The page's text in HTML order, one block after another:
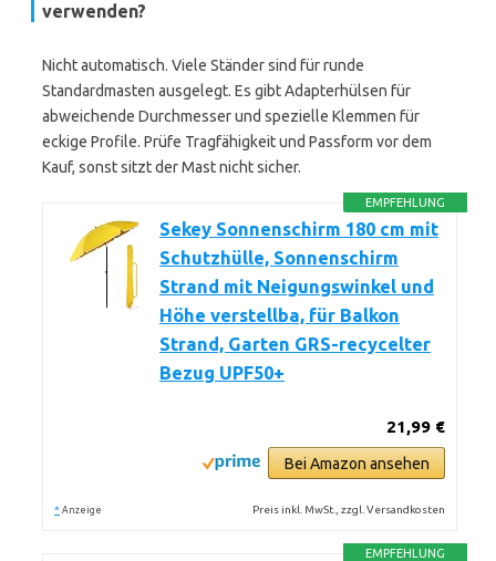
verwenden?
Nicht automatisch. Viele Ständer sind für runde
Standardmasten ausgelegt. Es gibt Adapterhülsen für
abweichende Durchmesser und spezielle Klemmen für
eckige Profile. Prüfe Tragfähigkeit und Passform vor dem
Kauf, sonst sitzt der Mast nicht sicher.
EMPFEHLUNG
Sekey Sonnenschirm 180 cm mit
Schutzhülle, Sonnenschirm
Strand mit Neigungswinkel und
Höhe verstellba, für Balkon
Strand, Garten GRS-recycelter
Bezug UPF50+
21,99 €
Bei Amazon ansehen
* Anzeige Preis inkl. MwSt., zzgl. Versandkosten
EMPFEHLUNG